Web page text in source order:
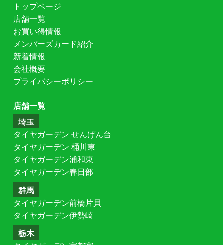
トップページ
店舗一覧
お買い得情報
メンバーズカード紹介
新着情報
会社概要
プライバシーポリシー
店舗一覧
埼玉
タイヤガーデン せんげん台
タイヤガーデン 桶川東
タイヤガーデン浦和東
タイヤガーデン春日部
群馬
タイヤガーデン前橋片貝
タイヤガーデン伊勢崎
栃木